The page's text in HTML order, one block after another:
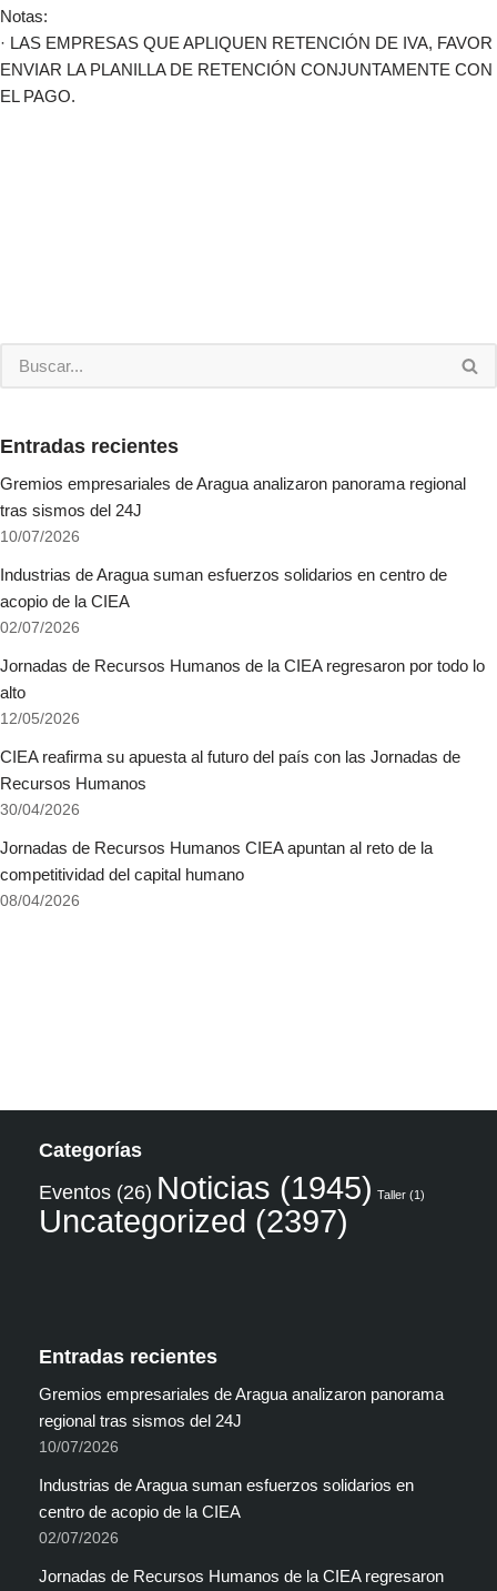
Notas:
· LAS EMPRESAS QUE APLIQUEN RETENCIÓN DE IVA, FAVOR
ENVIAR LA PLANILLA DE RETENCIÓN CONJUNTAMENTE CON
EL PAGO.
Entradas recientes
Gremios empresariales de Aragua analizaron panorama regional
tras sismos del 24J
10/07/2026
Industrias de Aragua suman esfuerzos solidarios en centro de
acopio de la CIEA
02/07/2026
Jornadas de Recursos Humanos de la CIEA regresaron por todo lo
alto
12/05/2026
CIEA reafirma su apuesta al futuro del país con las Jornadas de
Recursos Humanos
30/04/2026
Jornadas de Recursos Humanos CIEA apuntan al reto de la
competitividad del capital humano
08/04/2026
Categorías
Eventos (26) Noticias (1945) Taller (1)
Uncategorized (2397)
Entradas recientes
Gremios empresariales de Aragua analizaron panorama
regional tras sismos del 24J
10/07/2026
Industrias de Aragua suman esfuerzos solidarios en
centro de acopio de la CIEA
02/07/2026
Jornadas de Recursos Humanos de la CIEA regresaron